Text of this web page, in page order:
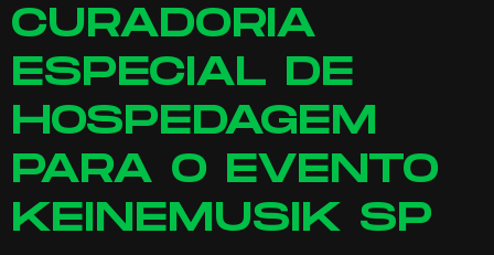
CURADORIA
ESPECIAL DE
HOSPEDAGEM
PARA O EVENTO
KEINEMUSIK SP